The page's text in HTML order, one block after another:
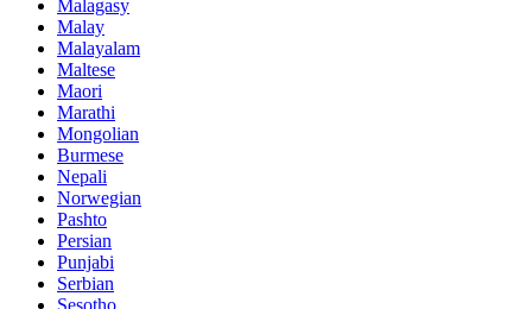
Malagasy
Malay
Malayalam
Maltese
Maori
Marathi
Mongolian
Burmese
Nepali
Norwegian
Pashto
Persian
Punjabi
Serbian
Sesotho